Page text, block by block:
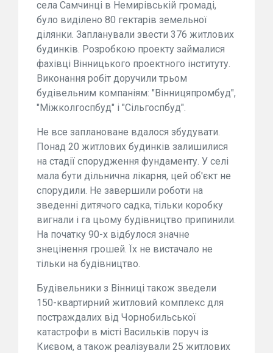
села Самчинці в Немирівській громаді,
було виділено 80 гектарів земельної
ділянки. Запланували звести 376 житлових
будинків. Розробкою проекту займалися
фахівці Вінницького проектного інституту.
Виконання робіт доручили трьом
будівельним компаніям: "Вінницяпромбуд",
"Міжколгоспбуд" і "Сільгоспбуд".
Не все заплановане вдалося збудувати.
Понад 20 житлових будинків залишилися
на стадії спорудження фундаменту. У селі
мала бути дільнична лікарня, цей об'єкт не
спорудили. Не завершили роботи на
зведенні дитячого садка, тільки коробку
вигнали і га цьому будівництво припинили.
На початку 90-х відбулося значне
знецінення грошей. Їх не вистачало не
тільки на будівництво.
Будівельники з Вінниці також зведели
150-квартирний житловий комплекс для
постраждалих від Чорнобильської
катастрофи в місті Васильків поруч із
Києвом, а також реалізували 25 житлових